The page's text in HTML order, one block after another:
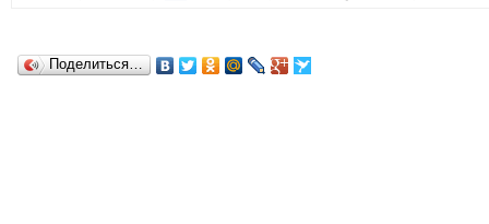
Поделиться…